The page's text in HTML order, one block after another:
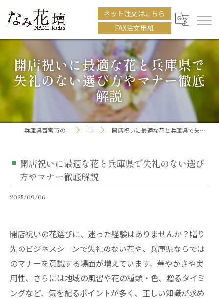
ネット注文はこちら
FAX注文用紙
開店祝いに最適な花と兵庫県で
失礼のない選び方やマナー徹底
解説
兵庫県西宮市の花屋ならなみ花壇 コラム 開店祝いに最適な花と兵庫県で失礼のない選び方やマナー徹底解説
開店祝いに最適な花と兵庫県で失礼のない選び
方やマナー徹底解説
2025/09/06
開店祝いの花選びに、迷った経験はありませんか？贈り
先のビジネスシーンで失礼のない花や、兵庫県ならでは
のマナーを意識する場面が増えています。華やかさや実
用性、さらには地域の風習や花の種類・色、贈るタイミ
ングなど、気を配るポイントが多く、正しい知識が求め